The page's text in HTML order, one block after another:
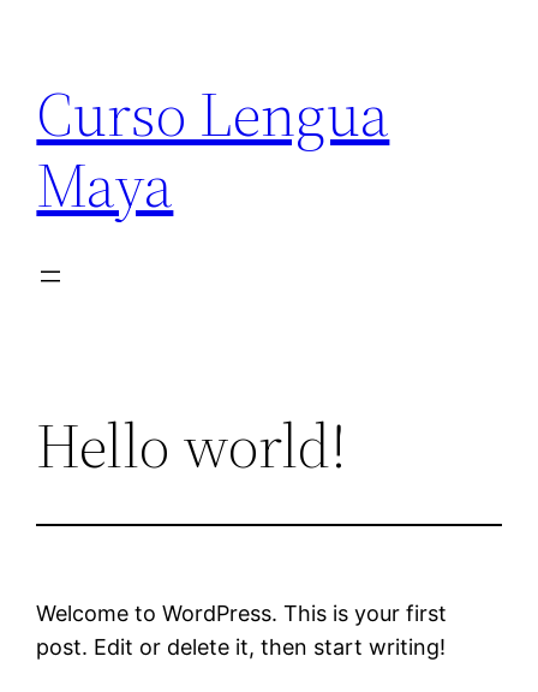
Curso Lengua
Maya
Hello world!
Welcome to WordPress. This is your first
post. Edit or delete it, then start writing!